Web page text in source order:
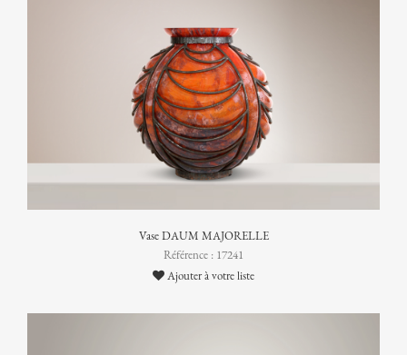
Vase DAUM MAJORELLE
Référence : 17241
Ajouter à votre liste